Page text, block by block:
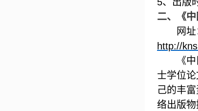
二、
《
网址
http://
《
士学位
己的丰
络出版物